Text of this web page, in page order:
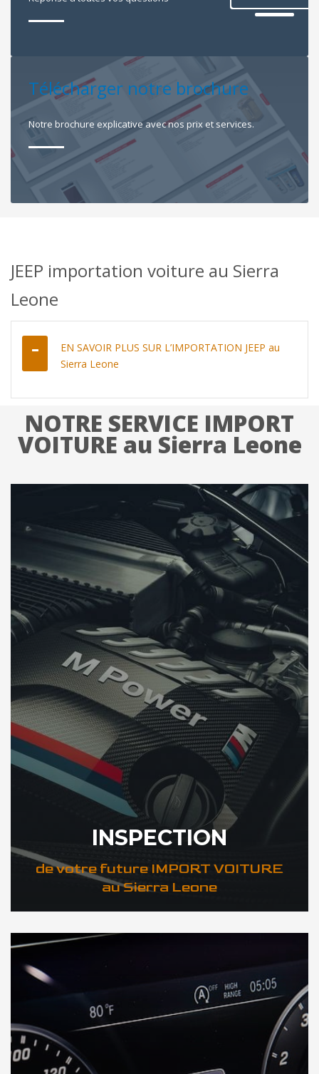
Télécharger notre brochure
Notre brochure explicative avec nos prix et services.
JEEP importation voiture au Sierra
Leone
EN SAVOIR PLUS SUR L’IMPORTATION JEEP au
Sierra Leone
NOTRE SERVICE IMPORT
VOITURE au Sierra Leone
INSPECTION
de votre future IMPORT VOITURE
au Sierra Leone
DÉCOUVREZ VOTRE INSPECTION AUTO au Sierra Leone